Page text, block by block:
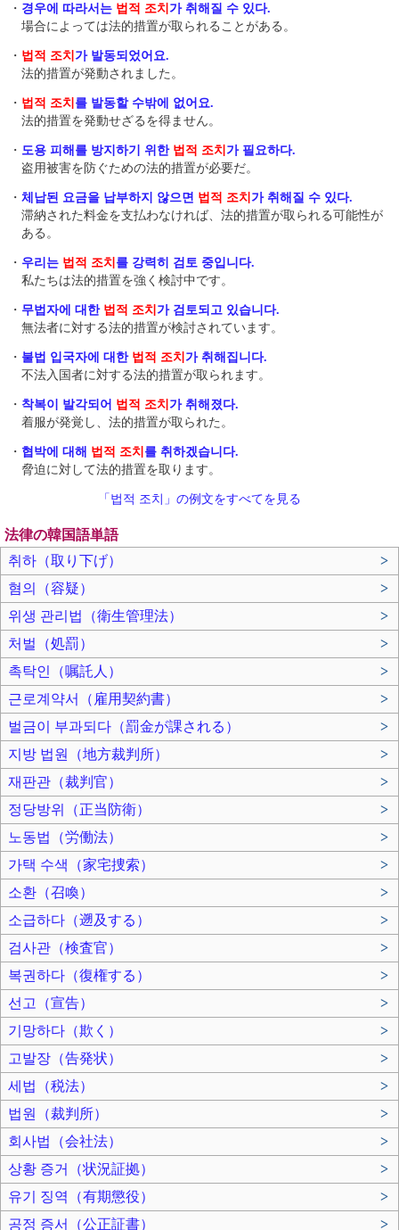
・ 경우에 따라서는 법적 조치 가 취해질 수 있다.
場合によっては法的措置が取られることがある。
・ 법적 조치 가 발동되었어요.
法的措置が発動されました。
・ 법적 조치 를 발동할 수밖에 없어요.
法的措置を発動せざるを得ません。
・ 도용 피해를 방지하기 위한 법적 조치 가 필요하다.
盗用被害を防ぐための法的措置が必要だ。
・ 체납된 요금을 납부하지 않으면 법적 조치 가 취해질 수 있다.
滞納された料金を支払わなければ、法的措置が取られる可能性が
ある。
・ 우리는 법적 조치 를 강력히 검토 중입니다.
私たちは法的措置を強く検討中です。
・ 무법자에 대한 법적 조치 가 검토되고 있습니다.
無法者に対する法的措置が検討されています。
・ 불법 입국자에 대한 법적 조치 가 취해집니다.
不法入国者に対する法的措置が取られます。
・ 착복이 발각되어 법적 조치 가 취해졌다.
着服が発覚し、法的措置が取られた。
・ 협박에 대해 법적 조치 를 취하겠습니다.
脅迫に対して法的措置を取ります。
「법적 조치」の例文をすべてを見る
法律の韓国語単語
취하（取り下げ）
>
혐의（容疑）
>
위생 관리법（衛生管理法）
>
처벌（処罰）
>
촉탁인（嘱託人）
>
근로계약서（雇用契約書）
>
벌금이 부과되다（罰金が課される）
>
지방 법원（地方裁判所）
>
재판관（裁判官）
>
정당방위（正当防衛）
>
노동법（労働法）
>
가택 수색（家宅捜索）
>
소환（召喚）
>
소급하다（遡及する）
>
검사관（検査官）
>
복권하다（復権する）
>
선고（宣告）
>
기망하다（欺く）
>
고발장（告発状）
>
세법（税法）
>
법원（裁判所）
>
회사법（会社法）
>
상황 증거（状況証拠）
>
유기 징역（有期懲役）
>
공정 증서（公正証書）
>